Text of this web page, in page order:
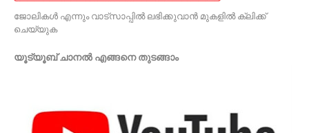
ജോലികൾ എന്നും വാട്സാപ്പിൽ ലഭിക്കുവാൻ മുകളിൽ ക്ലിക്ക്
ചെയ്യുക
യൂട്യൂബ് ചാനൽ എങ്ങനെ തുടങ്ങാം